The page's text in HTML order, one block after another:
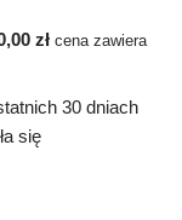
zł cena zawiera
30 dniach
się